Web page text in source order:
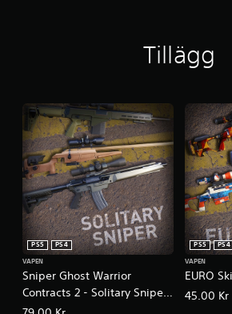
Tillägg
Sniper Ghost Warrior
Contracts 2 - Solitary Sniper
Weapons Pack
PS5
PS4
VAPEN
EURO
PS5
PS4
VAPEN
45.00 Kr